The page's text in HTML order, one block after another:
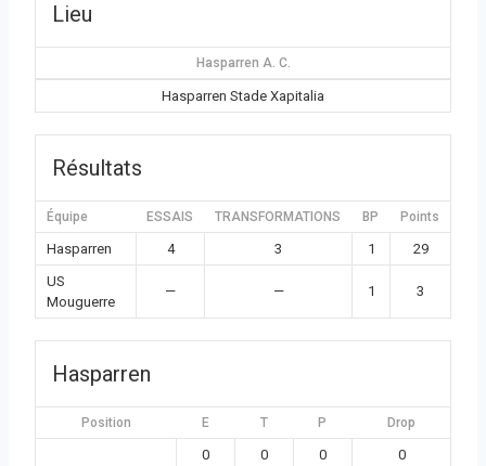
Lieu
Hasparren A. C.
Hasparren Stade Xapitalia
Résultats
Équipe ESSAIS TRANSFORMATIONS BP Points
Hasparren 4 3 1
29
US
Mouguerre
— — 1 3
Hasparren
Position E T P Drop
0 0 0 0